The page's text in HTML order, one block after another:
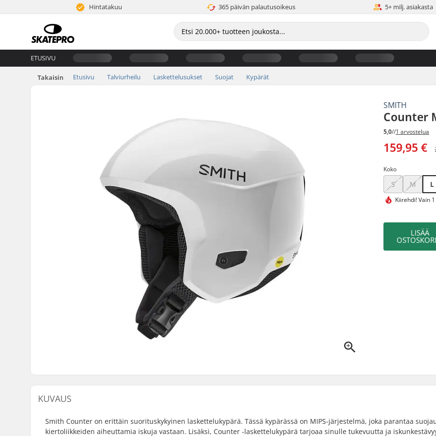
Hintatakuu 365 päivän palautusoikeus 5+ milj. asiakasta
ETUSIVU
Takaisin Etusivu Talviurheilu Laskettelusukset Suojat Kypärät
SMITH
Counter
5,0//1 arvostelua
159,95 €
Koko
S M L
Kiirehdi!Vain
LISÄÄ
KUVAUS
Smith Counter on erittäin suorituskykyinen laskettelukypärä. Tässä kypärässä on MIPS-järjestelmä, joka parantaa
kiertoliikkeiden aiheuttamia iskuja vastaan. Lisäksi, Counter -laskettelukypärä tarjoaa sinulle tukevuutta ja